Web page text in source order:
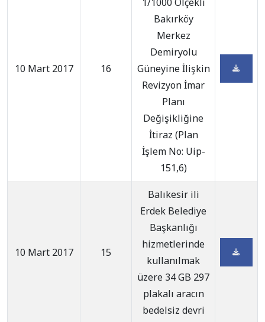
10 Mart 2017 16
Bakırköy
Merkez
Demiryolu
Güneyine İlişkin
Revizyon İmar
Planı
Değişikliğine
İtiraz (Plan
İşlem No: Uip-
151,6)
10 Mart 2017 15
Balıkesir ili
Erdek Belediye
Başkanlığı
hizmetlerinde
kullanılmak
üzere 34 GB 297
plakalı aracın
bedelsiz devri